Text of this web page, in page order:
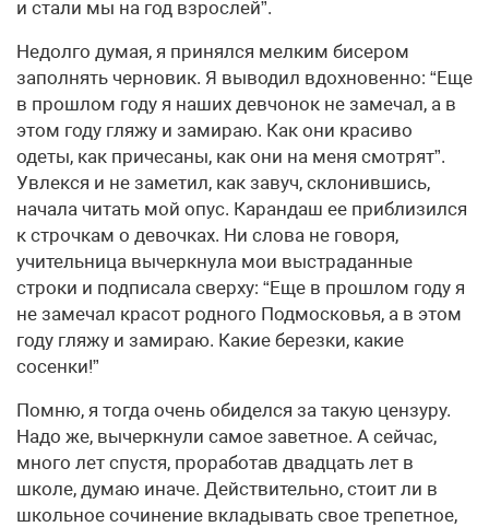
и стали мы на год взрослей”.
Недолго думая, я принялся мелким бисером
заполнять черновик. Я выводил вдохновенно: “Еще
в прошлом году я наших девчонок не замечал, а в
этом году гляжу и замираю. Как они красиво
одеты, как причесаны, как они на меня смотрят”.
Увлекся и не заметил, как завуч, склонившись,
начала читать мой опус. Карандаш ее приблизился
к строчкам о девочках. Ни слова не говоря,
учительница вычеркнула мои выстраданные
строки и подписала сверху: “Еще в прошлом году я
не замечал красот родного Подмосковья, а в этом
году гляжу и замираю. Какие березки, какие
сосенки!”
Помню, я тогда очень обиделся за такую цензуру.
Надо же, вычеркнули самое заветное. А сейчас,
много лет спустя, проработав двадцать лет в
школе, думаю иначе. Действительно, стоит ли в
школьное сочинение вкладывать свое трепетное,